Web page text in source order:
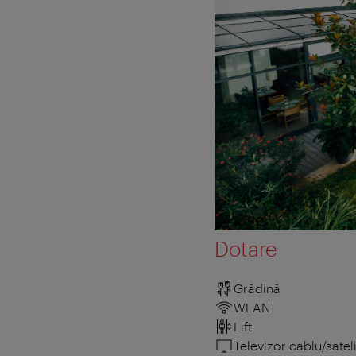
Dotare
Grădină
WLAN
Lift
Televizor cablu/